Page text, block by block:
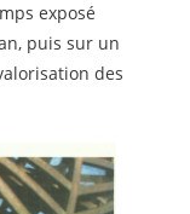
exposé
puis sur un
des